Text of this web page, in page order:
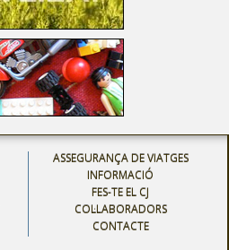
ASSEGURANÇA DE VIATGES
INFORMACIÓ
FES-TE EL CJ
COL·LABORADORS
CONTACTE